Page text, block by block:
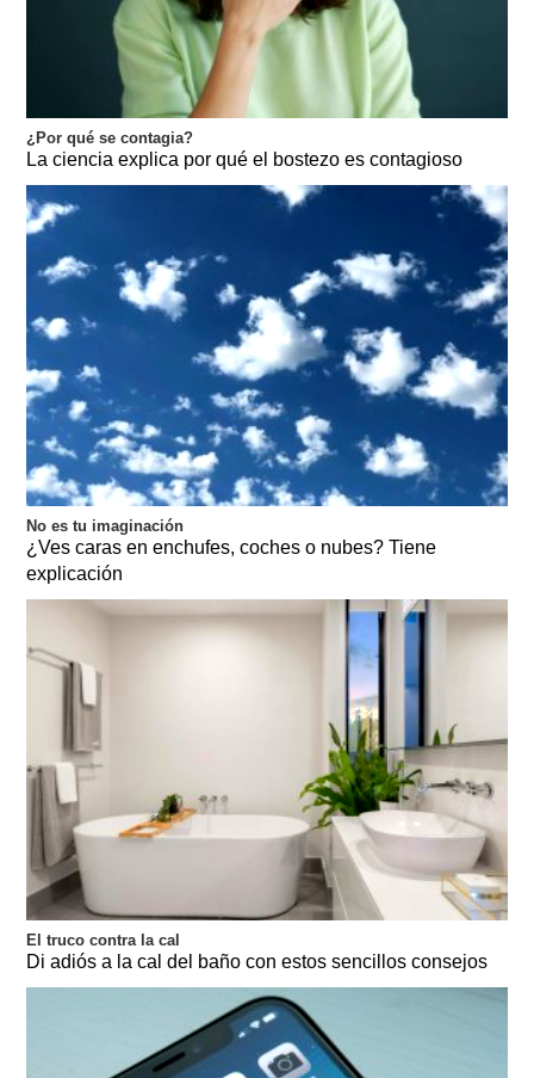
¿Por qué se contagia?
La ciencia explica por qué el bostezo es contagioso
No es tu imaginación
¿Ves caras en enchufes, coches o nubes? Tiene
explicación
El truco contra la cal
Di adiós a la cal del baño con estos sencillos consejos